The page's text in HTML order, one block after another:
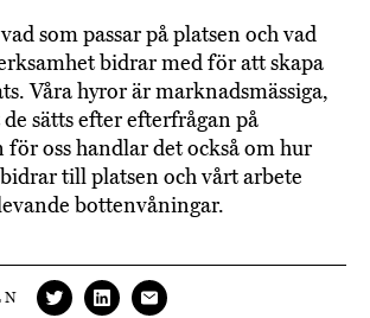
som passar på platsen och vad
bidrar med för att skapa
Våra hyror är marknadsmässiga,
sätts efter efterfrågan på
oss handlar det också om hur
till platsen och vårt arbete
bottenvåningar.